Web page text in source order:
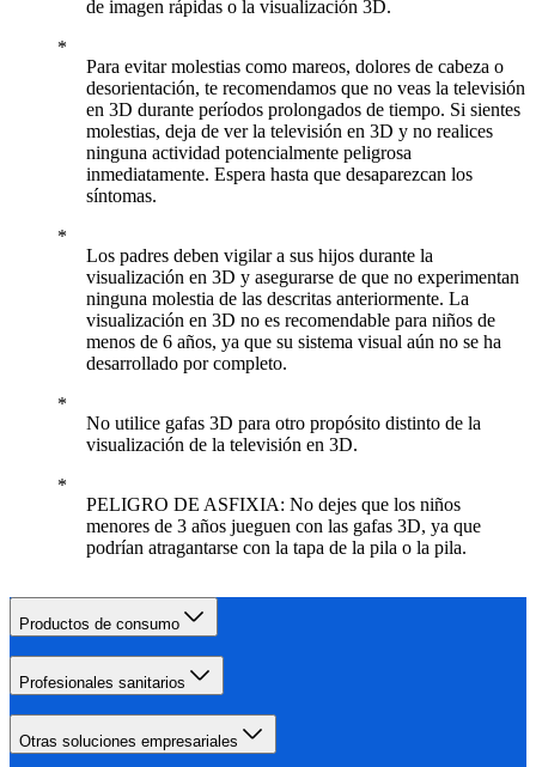
de imagen rápidas o la visualización 3D.
Para evitar molestias como mareos, dolores de cabeza o
desorientación, te recomendamos que no veas la televisión
en 3D durante períodos prolongados de tiempo. Si sientes
molestias, deja de ver la televisión en 3D y no realices
ninguna actividad potencialmente peligrosa
inmediatamente. Espera hasta que desaparezcan los
síntomas.
Los padres deben vigilar a sus hijos durante la
visualización en 3D y asegurarse de que no experimentan
ninguna molestia de las descritas anteriormente. La
visualización en 3D no es recomendable para niños de
menos de 6 años, ya que su sistema visual aún no se ha
desarrollado por completo.
No utilice gafas 3D para otro propósito distinto de la
visualización de la televisión en 3D.
PELIGRO DE ASFIXIA: No dejes que los niños
menores de 3 años jueguen con las gafas 3D, ya que
podrían atragantarse con la tapa de la pila o la pila.
Productos de consumo
Profesionales sanitarios
Otras soluciones empresariales